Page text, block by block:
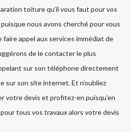
toiture qu’il vous faut pour vos
nous avons cherché pour vous
appel aux services immédiat de
de le contacter le plus
sur son téléphone directement
sur son site internet. Et n’oubliez
votre devis et profitez-en puisqu’en
tous vos travaux alors votre devis